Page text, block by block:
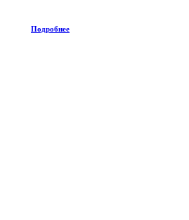
Подробнее